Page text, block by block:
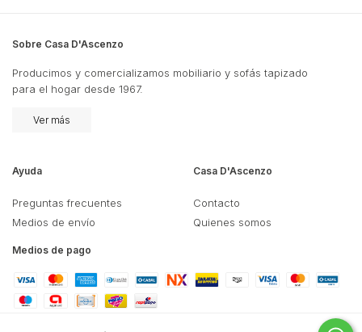
Sobre Casa D'Ascenzo
Producimos y comercializamos mobiliario y sofás tapizado
para el hogar desde 1967.
Ver más
Ayuda
Preguntas frecuentes
Medios de envío
Casa D'Ascenzo
Contacto
Quienes somos
Medios de pago